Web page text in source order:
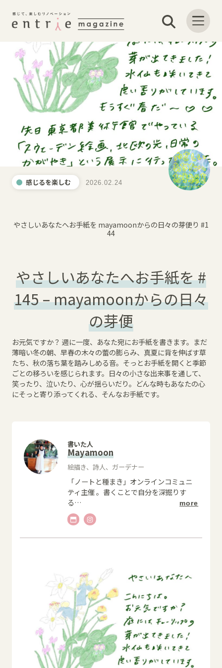
感じるを楽しむ 2026.02.24
やさしいあなたへお手紙を mayamoonからの日々の芽便り #1
44
やさしいあなたへお手紙を #
145 – mayamoonからの日々
の芽便
お元気ですか？ 週に一度、あなた宛にお手紙を書きます。まだ
薄暗い冬の朝、早春の木々の蕾の膨らみ、真夏に背を伸ばす草
たち、秋の落ち葉を踏みしめる音。そっとお手紙を開くと季節
ごとの移ろいを感じられます。日々の小さな出来事を通して、
笑ったり、泣いたり、心が揺らいだり。どんな時もあなたの心
にそっと寄り添ってくれる、そんなお手紙です。
書いた人
Mayamoon
絵描き、詩人、ガーデナー
「ノートと種まき」オンラインコミュニ
ティ主催 。書くことで自分を深掘りす
る… more